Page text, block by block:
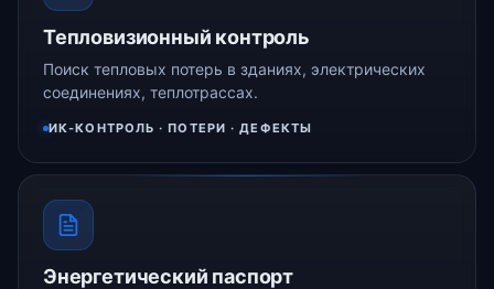
Тепловизионный контроль
Поиск тепловых потерь в зданиях, электрических
соединениях, теплотрассах.
ИК-КОНТРОЛЬ · ПОТЕРИ · ДЕФЕКТЫ
Энергетический паспорт